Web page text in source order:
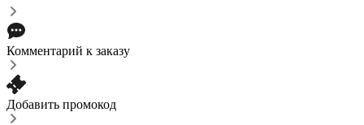
Комментарий к заказу
Добавить промокод